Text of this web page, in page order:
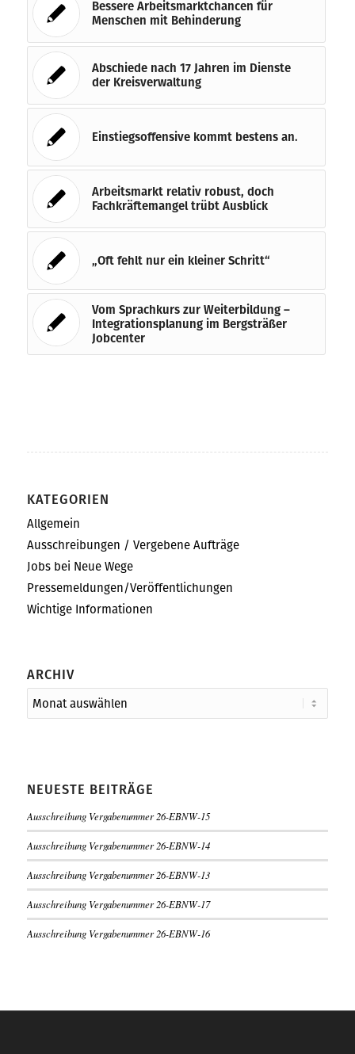
Bessere Arbeitsmarktchancen für
Menschen mit Behinderung
Abschiede nach 17 Jahren im Dienste
der Kreisverwaltung
Einstiegsoffensive kommt bestens an.
Arbeitsmarkt relativ robust, doch
Fachkräftemangel trübt Ausblick
„Oft fehlt nur ein kleiner Schritt“
Vom Sprachkurs zur Weiterbildung –
Integrationsplanung im Bergsträßer
Jobcenter
KATEGORIEN
Allgemein
Ausschreibungen / Vergebene Aufträge
Jobs bei Neue Wege
Pressemeldungen/Veröffentlichungen
Wichtige Informationen
ARCHIV
NEUESTE BEITRÄGE
Ausschreibung Vergabenummer 26-EBNW-15
Ausschreibung Vergabenummer 26-EBNW-14
Ausschreibung Vergabenummer 26-EBNW-13
Ausschreibung Vergabenummer 26-EBNW-17
Ausschreibung Vergabenummer 26-EBNW-16